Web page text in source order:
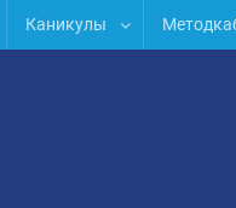
Каникулы